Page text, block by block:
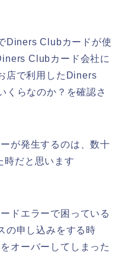
Diners Clubカードが使
Clubカード会社に
店で利用したDiners
くらなのか？を確認さ
が発生するのは、数十
時だと思います
ドエラーで困っている
の申し込みをする時
オーバーしてしまった